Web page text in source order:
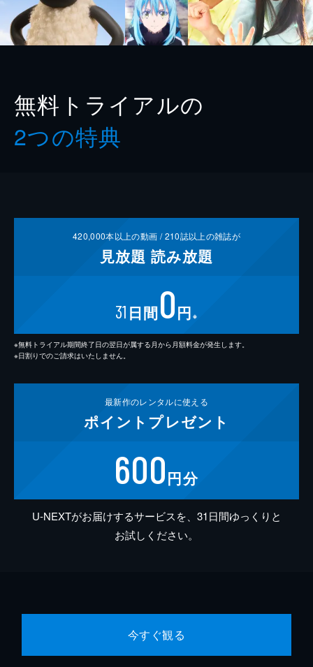
無料トライアルの
2つの特典
420,000本以上の動画 /210誌以上の雑誌が
見放題 読み放題
31 日間0円 ※
※無料トライアル期間終了日の翌日が属する月から月額料金が発生します。
※日割りでのご請求はいたしません。
最新作のレンタルに使える
ポイント プレゼント
600円分
U-NEXTがお届けするサービスを、31日間ゆっくりと
お試しください。
今すぐ観る